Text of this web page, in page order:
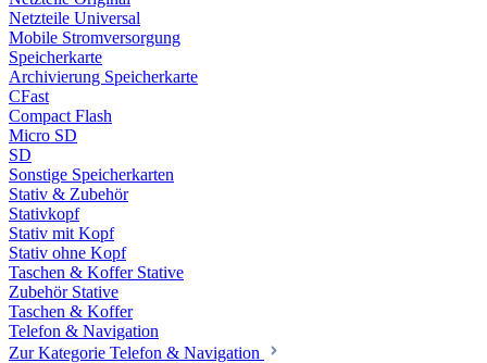
Netzteile Universal
Mobile Stromversorgung
Speicherkarte
Archivierung Speicherkarte
CFast
Compact Flash
Micro SD
SD
Sonstige Speicherkarten
Stativ & Zubehör
Stativkopf
Stativ mit Kopf
Stativ ohne Kopf
Taschen & Koffer Stative
Zubehör Stative
Taschen & Koffer
Telefon & Navigation
Zur Kategorie Telefon & Navigation